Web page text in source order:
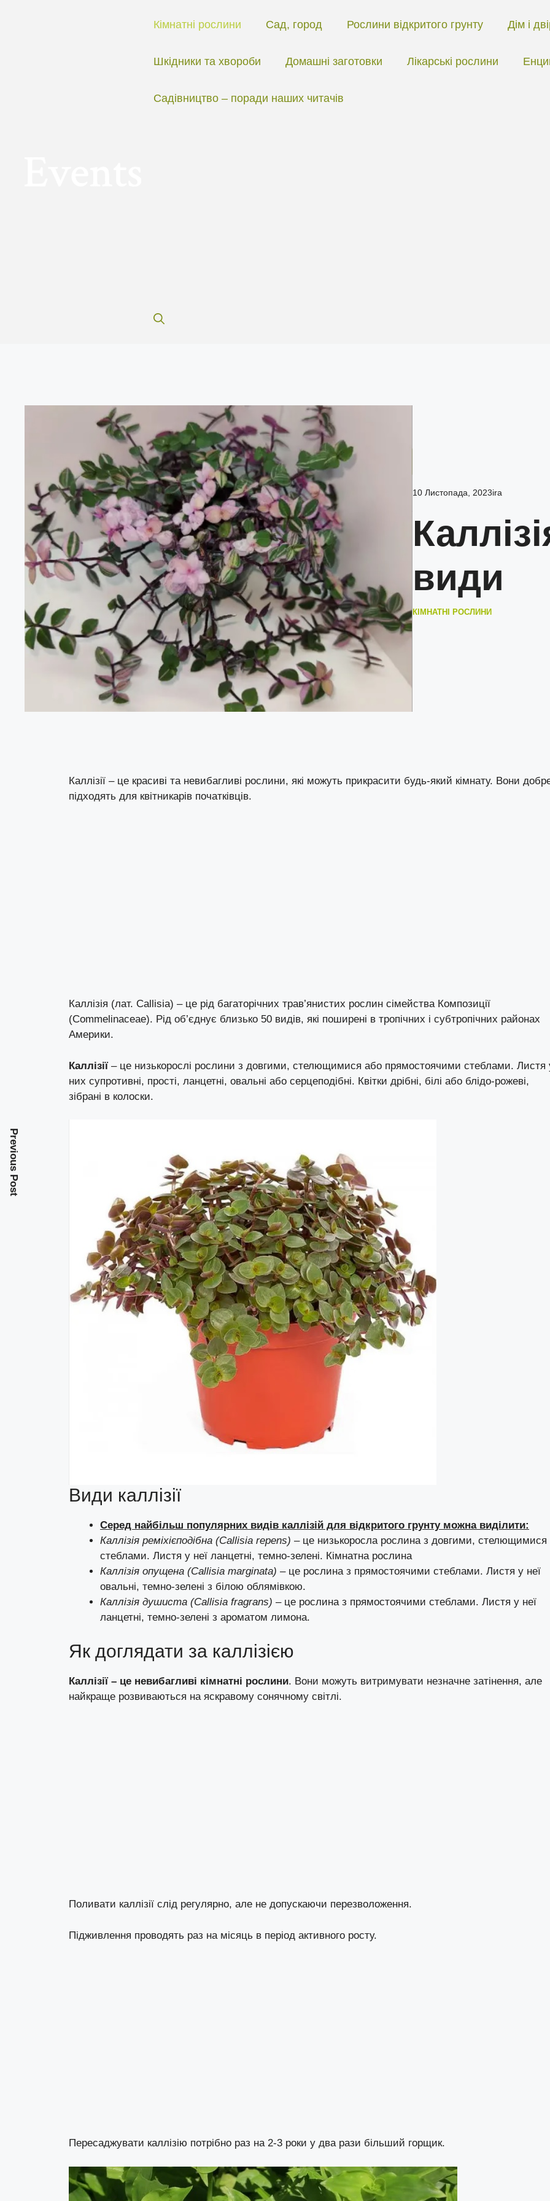
Кімнатні рослини Сад, город Рослини відкритого грунту Дім і
Шкідники та хвороби Домашні заготовки Лікарські рослини
Садівництво – поради наших читачів
10 Листопада, 2023ira
види
КІМНАТНІ РОСЛИНИ
Каллізії – це красиві та невибагливі рослини, які можуть прикрасити будь-який кімнату. Вони
підходять для квітникарів початківців.
Каллізія (лат. Callisia) – це рід багаторічних трав’янистих рослин сімейства Композиції
(Commelinaceae). Рід об’єднує близько 50 видів, які поширені в тропічних і субтропічних районах
Америки.
Каллізії – це низькорослі рослини з довгими, стелющимися або прямостоячими стеблами. Листя
них супротивні, прості, ланцетні, овальні або серцеподібні. Квітки дрібні, білі або блідо-рожеві,
зібрані в колоски.
Види каллізії
Серед найбільш популярних видів каллізій для відкритого грунту можна виділити:
Каллізія реміхієподібна (Callisia repens) – це низькоросла рослина з довгими, стелющимися
стеблами. Листя у неї ланцетні, темно-зелені. Кімнатна рослина
Каллізія опущена (Callisia marginata) – це рослина з прямостоячими стеблами. Листя у неї
овальні, темно-зелені з білою облямівкою.
Каллізія душиста (Callisia fragrans) – це рослина з прямостоячими стеблами. Листя у неї
ланцетні, темно-зелені з ароматом лимона.
Як доглядати за каллізією
Каллізії – це невибагливі кімнатні рослини. Вони можуть витримувати незначне затінення, але
найкраще розвиваються на яскравому сонячному світлі.
Поливати каллізії слід регулярно, але не допускаючи перезволоження.
Підживлення проводять раз на місяць в період активного росту.
Пересаджувати каллізію потрібно раз на 2-3 роки у два рази більший горщик.
Previous Post